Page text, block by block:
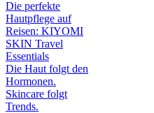
Die perfekte
Hautpflege auf
Reisen: KIYOMI
SKIN Travel
Essentials
Die Haut folgt den
Hormonen.
Skincare folgt
Trends.